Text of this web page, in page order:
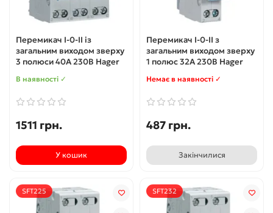
Перемикач I-0-II із
загальним виходом зверху
3 полюси 40А 230В Hager
В наявності ✓
1511 грн.
У кошик
Перемикач I-0-II з
загальним виходом зверху
1 полюс 32А 230В Hager
Немає в наявності ✓
487 грн.
Закінчилися
SFT225 SFT232